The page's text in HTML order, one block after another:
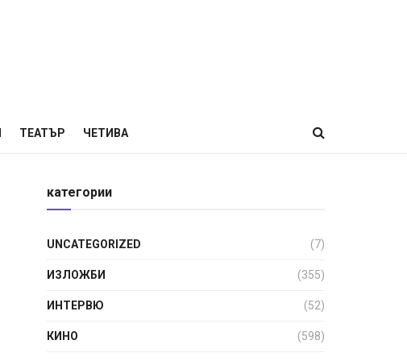
ТЕАТЪР ЧЕТИВА
категории
UNCATEGORIZED (7)
ИЗЛОЖБИ (355)
ИНТЕРВЮ (52)
КИНО (598)